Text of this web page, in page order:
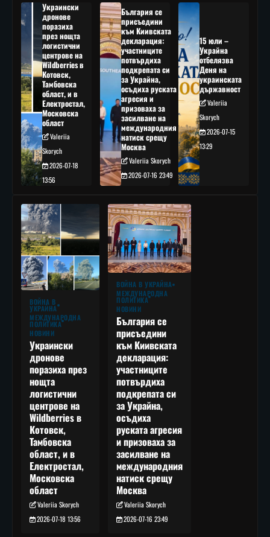
Украински
дронове
поразиха
през нощта
логистични
центрове на
Wildberries в
Котовск,
Тамбовска
област, и в
Електростал,
Московска
област
Valeriia
Skorych
2026-07-18
13:56
България се
присъедини
към Киивската
декларация:
участниците
потвърдиха
подкрепата си
за Украйна,
осъдиха руската
агресия и
призоваха за
засилване на
международния
натиск срещу
Москва
Valeriia Skorych
2026-07-16 23:49
15 юли –
Украйна
отбелязва
Деня на
украинската
държавност
Valeriia
Skorych
2026-07-15
13:29
ВОЙНА В
УКРАЙНА
МЕЖДУНАРОДНА
ПОЛИТИКА
НОВИНИ
Украински
дронове
поразиха през
нощта
логистични
центрове на
Wildberries в
Котовск,
Тамбовска
област, и в
Електростал,
Московска
област
Valeriia Skorych
2026-07-18 13:56
ВОЙНА В УКРАЙНА
МЕЖДУНАРОДНА
ПОЛИТИКА
НОВИНИ
България се
присъедини
към Киивската
декларация:
участниците
потвърдиха
подкрепата си
за Украйна,
осъдиха
руската агресия
и призоваха за
засилване на
международния
натиск срещу
Москва
Valeriia Skorych
2026-07-16 23:49